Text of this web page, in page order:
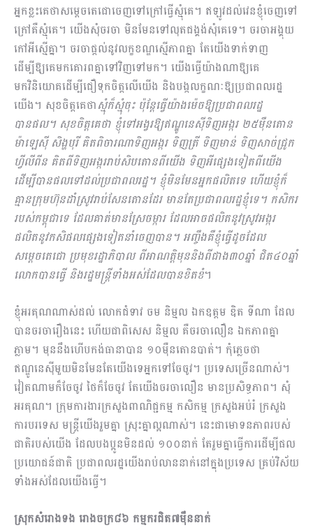
អ្នកខ្លះគេថាសម្តេចតេជោចេញទៅក្រៅធ្វើស្មុំគេ។ ឥឡូវដល់វេនខ្ញុំចេញទៅ
ក្រៅគឺស្មុំគេ។ យើងសុំចរចា មិនមែនទៅលុតជង្គង់សុំគេទេ។ ចរចាអង្គុយ
កៅអីស្មើគ្នា។ ចរចាផ្តល់នូវលក្ខខណ្ឌស្មើភាពគ្នា តែយើងទាក់ទាញ
ដើម្បីឱ្យគេមកគោរពគ្នាទៅវិញទៅមក។ យើងធ្វើយ៉ាងណាឱ្យគេ
មកវិនិយោគដើម្បីជឿទុកចិត្តលើយើង និងបង្កលក្ខណៈឱ្យប្រជាពលរដ្ឋ
យើង។ សុខចិត្តគេថាស្មុំក៏ស្មុំចុះ ប៉ុន្តែធ្វើយ៉ាងម៉េចឱ្យប្រជាពលរដ្ឋ
បានផល។ សុខចិត្តគេថា ខ្ញុំទៅអង្វរឱ្យឥណ្ឌូនេស៊ីទិញអង្ករ ២៥ម៉ឺនតោន
ម៉ាឡេស៊ី សិង្ហបុរី គិតពិចារណាទិញអង្ករ ទិញត្រី ទិញមាន់ ទិញសាច់ជ្រូក
ហ្វីលីពីន គិតពីទិញអង្កររាប់សិបតោនពីយើង ទិញអីផ្សេងទៀតពីយើង
ដើម្បីបានផលទៅដល់ប្រជាពលរដ្ឋ។ ខ្ញុំមិនមែនអ្នកផលិតទេ ហើយខ្ញុំក៏
គ្មានក្រុមហ៊ុនដាំស្រូវរាប់សែនតោនដែរ មានតែប្រជាពលរដ្ឋខ្ញុំទេ។ កសិករ
របស់កម្ពុជាទេ ដែលគាត់មានស្រែចម្ការ ដែលអាចផលិតនូវស្រូវអង្ករ
ផលិតនូវកសិផលផ្សេងទៀតនាំចេញបាន។ អញ្ចឹងគឺខ្ញុំធ្វើដូចដែល
សម្ដេចតេ​ជោ ប្រមុខរដ្ឋាភិបាល ពីអាណត្តិមុននិងពីជាង៣០ឆ្នាំ ជិត៤០ឆ្នាំ
លោកបានធ្វើ និងរដ្ឋមន្ត្រីទាំងអស់ដែលបានខិតខំ។
ខ្ញុំអរគុណណាស់ដល់ លោកជំទាវ ចម និម្មល ឯកឧត្តម ឌិត ទីណា ដែល
បានចរចារឿងនេះ ហើយជាពិសេស និម្មល គឺចរចាលឿន ឯកភាពគ្នា
ភ្លាម។ មុននឹងហើបកង់ធានាបាន ១០ម៉ឺនតោនបាត់។ កុំភ្លេចថា
ឥណ្ឌូនេស៊ីមួយមិនមែនតែយើងទេអ្នកទៅចែចូវ។ ប្រទេសច្រើនណាស់។
វៀតណាមក៏ចែចូវ ថៃក៏ចែចូវ តែយើងចរចាលឿន មានប្រសិទ្ធភាព។ សុំ
អរគុណ។ ក្រុមការងារក្រសួងពាណិជ្ជកម្ម កសិកម្ម ក្រសួងអប់រំ ក្រសួង
ការបរទេស មន្ត្រីយើងរួមគ្នា ស្រុះគ្នាល្អណាស់។ នេះជាមោទនភាពរបស់
ជាតិរបស់យើង ដែលបងប្អូនមិនដល់ ១០០នាក់ តែរួមគ្នាធ្វើការដើម្បីផល
ប្រយោជន៍ជាតិ ប្រជាពលរដ្ឋយើងរាប់លាននាក់នៅក្នុងប្រទេស គ្រប់វិស័យ
ទាំងអស់ដែលយើងធ្វើ។
ស្រុកសំរោងទង រោងចក្រ៨៦ កម្មករជិត៧ម៉ឹននាក់